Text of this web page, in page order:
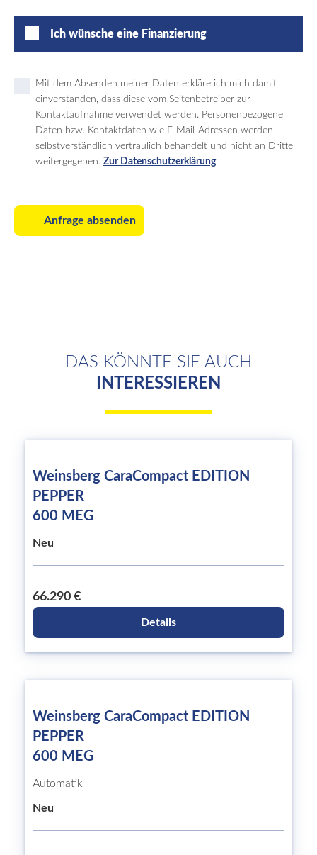
Ich wünsche eine Finanzierung
Mit dem Absenden meiner Daten erkläre ich mich damit
einverstanden, dass diese vom Seitenbetreiber zur
Kontaktaufnahme verwendet werden. Personenbezogene
Daten bzw. Kontaktdaten wie E-Mail-Adressen werden
selbstverständlich vertraulich behandelt und nicht an Dritte
weitergegeben. Zur Datenschutzerklärung
Anfrage absenden
DAS KÖNNTE SIE AUCH
INTERESSIEREN
Weinsberg CaraCompact EDITION
PEPPER
600 MEG
Neu
66.290 €
Details
Weinsberg CaraCompact EDITION
PEPPER
600 MEG
Automatik
Neu